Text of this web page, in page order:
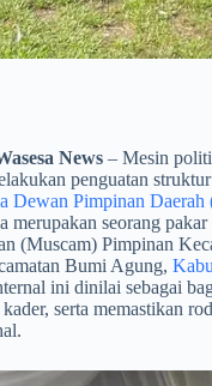
News – Mesin
penguatan
Dewan Pimpinan
merupakan seorang
(Muscam) Pimpinan
Bumi Agung,
ini dinilai sebagai
serta memastikan